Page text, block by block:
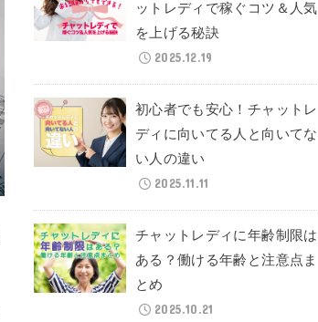
ットレディで稼ぐコツ＆人気
を上げる秘訣
2025.12.19
初心者でも安心！チャットレ
ディに向いてる人と向いてな
い人の違い
2025.11.11
チャットレディに年齢制限は
ある？働ける年齢と注意点ま
とめ
2025.10.21